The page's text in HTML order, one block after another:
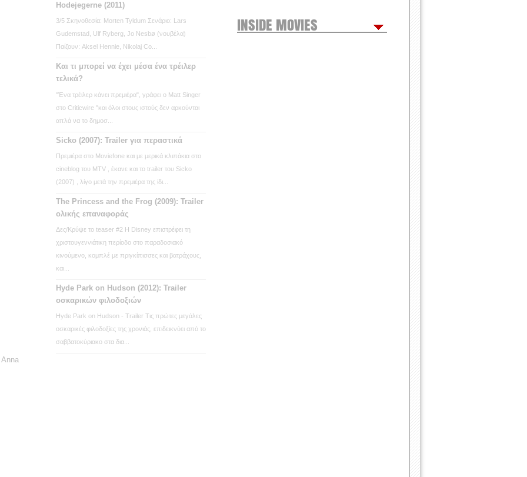
Hodejegerne (2011)
3/5 Σκηνοθεσία: Morten Tyldum Σενάριο: Lars
Gudemstad, Ulf Ryberg, Jo Nesbø (νουβέλα)
Παίζουν: Aksel Hennie, Nikolaj Co...
Και τι μπορεί να έχει μέσα ένα τρέιλερ
τελικά?
"Ένα τρέιλερ κάνει πρεμιέρα", γράφει ο Matt Singer
στο Criticwire "και όλοι στους ιστούς δεν αρκούνται
απλά να το δημοσ...
Sicko (2007): Trailer για περαστικά
Πρεμιέρα στο Moviefone και με μερικά κλιπάκια στο
cineblog του MTV , έκανε και το trailer του Sicko
(2007) , λίγο μετά την πρεμιέρα της ίδι...
The Princess and the Frog (2009): Trailer
ολικής επαναφοράς
Δες/Κρύψε το teaser #2 Η Disney επιστρέφει τη
χριστουγεννιάτικη περίοδο στο παραδοσιακό
κινούμενο, κομπλέ με πριγκίπισσες και βατράχους,
και...
Hyde Park on Hudson (2012): Trailer
οσκαρικών φιλοδοξιών
Hyde Park on Hudson - Trailer Τις πρώτες μεγάλες
οσκαρικές φιλοδοξίες της χρονιάς, επιδεικνύει από το
σαββατοκύριακο στα δια...
INSIDE MOVIES